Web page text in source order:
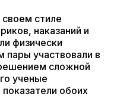
стиле
наказаний и
физически
пары участвовали в
сложной
ученые
обоих